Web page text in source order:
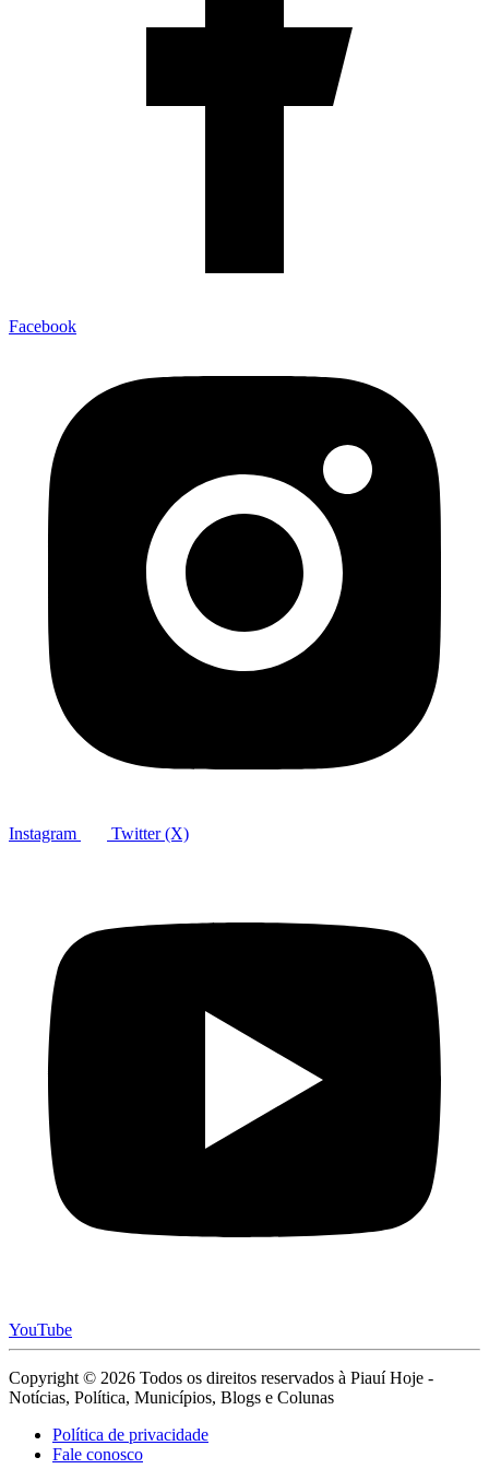
Facebook
Instagram Twitter (X)
YouTube
Copyright © 2026 Todos os direitos reservados à Piauí Hoje -
Notícias, Política, Municípios, Blogs e Colunas
Política de privacidade
Fale conosco